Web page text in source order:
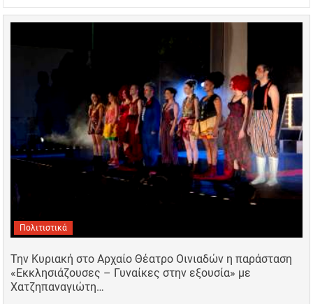
Πολιτιστικά
Την Κυριακή στο Αρχαίο Θέατρο Οινιαδών η παράσταση
«Εκκλησιάζουσες – Γυναίκες στην εξουσία» με
Χατζηπαναγιώτη…